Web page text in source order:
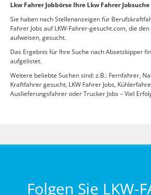
Lkw Fahrer Jobbörse Ihre Lkw Fahrer
Sie haben nach Stellenanzeigen für
Fahrer Jobs auf LKW-Fahrer-gesucht.com, die
aufweisen, gesucht.
Das Ergebnis für Ihre Suche nach Absetzkipper
aufgelistet.
Weitere beliebte Suchen sind: z.B.: Fernfahrer,
Kraftfahrer gesucht, LKW Fahrer Jobs,
Auslieferungsfahrer oder Trucker Jobs – Viel
Folgen Sie LKW-